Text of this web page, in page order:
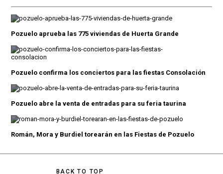
Pozuelo aprueba las 775 viviendas de Huerta Grande
Pozuelo confirma los conciertos para las fiestas Consolación
Pozuelo abre la venta de entradas para su feria taurina
Román, Mora y Burdiel torearán en las Fiestas de Pozuelo
BACK TO TOP